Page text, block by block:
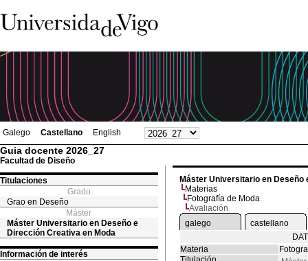
Galego Castellano English
Guia docente 2026_27
Facultad de Diseño
Titulaciones
Grado
Grao en Deseño
Máster
Máster Universitario en Deseño e
Dirección Creativa en Moda
Información de interés
Máster Universitario en Deseño
Materias
Fotografía de Moda
Avaliación
galego
castellano
Materia